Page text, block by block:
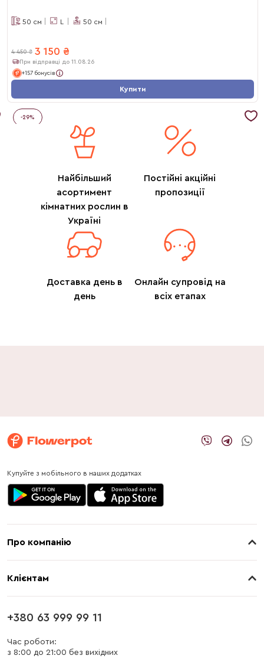
50 см L 50 см
4 450 ₴ 3 150 ₴
При відправці до 11.08.26
+157 бонусів
Купити
-29%
Найбільший
асортимент
кімнатних рослин в
Україні
Постійні акційні
пропозиції
Доставка день в
день
Онлайн супровід на
всіх етапах
Купуйте з мобільного в наших додатках
Про компанію
Клієнтам
Оплата
Блог
+380 63 999 99 11
Час роботи:
з 8:00 до 21:00 без вихідних